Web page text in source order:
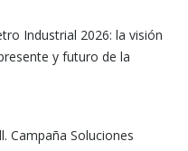
Industrial 2026: la visión
y futuro de la
Campaña Soluciones